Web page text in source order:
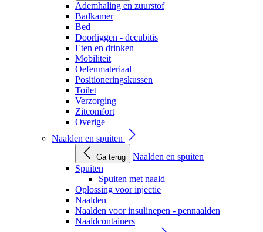
Ademhaling en zuurstof
Badkamer
Bed
Doorliggen - decubitis
Eten en drinken
Mobiliteit
Oefenmateriaal
Positioneringskussen
Toilet
Verzorging
Zitcomfort
Overige
Naalden en spuiten
Ga terug
Naalden en spuiten
Spuiten
Spuiten met naald
Oplossing voor injectie
Naalden
Naalden voor insulinepen - pennaalden
Naaldcontainers